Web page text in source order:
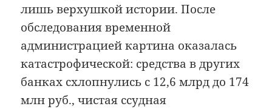
лишь верхушкой истории. После
обследования временной
администрацией картина оказалась
катастрофической: средства в других
банках схлопнулись с 12,6 млрд до 174
млн руб., чистая ссудная